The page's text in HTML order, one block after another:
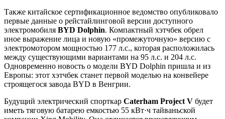
Также китайское сертификационное ведомство опубликовало
первые данные о рейстайлинговой версии доступного
электромобиля BYD Dolphin. Компактный хэтчбек обрел
иное выражение лица и новую «промежуточную» версию с
электромотором мощностью 177 л.с., которая расположилась
между существующими вариантами на 95 л.с. и 204 л.с.
Одновременно новость о модели BYD Dolphin пришла и из
Европы: этот хэтчбек станет первой моделью на конвейере
строящегося завода BYD в Венгрии.
Будущий электрический спорткар Caterham Project V будет
иметь тяговую батарею емкостью 55 кВт·ч тайваньской